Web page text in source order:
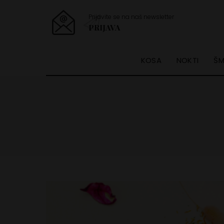
Prijavite se na naš newsletter
PRIJAVA
KOSA NOKTI